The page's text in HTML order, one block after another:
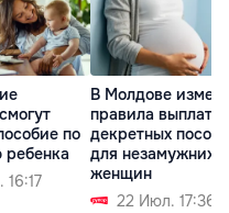
по
В Молдове
правила выплаты
декретных
для незамужних
женщин
22 Июл. 17:36